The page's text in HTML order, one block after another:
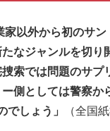
家以外から初のサ
たなジャンルを切
索では問題のサプ
側としては警察
でしょう」
（全国